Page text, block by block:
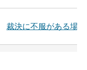
裁決に不服がある場合